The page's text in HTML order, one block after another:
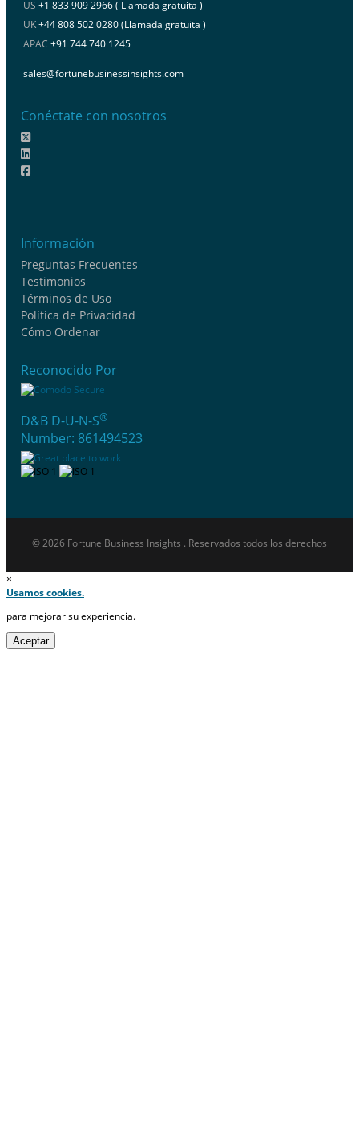
US +1 833 909 2966 ( Llamada gratuita )
UK+44 808 502 0280 (Llamada gratuita )
APAC +91 744 740 1245
sales@fortunebusinessinsights.com
Conéctate con nosotros
Información
Preguntas Frecuentes
Testimonios
Términos de Uso
Política de Privacidad
Cómo Ordenar
Reconocido Por
D&B D-U-N-S®
Number: 861494523
© 2026 Fortune Business Insights . Reservados todos los derechos
×
Usamos cookies.
para mejorar su experiencia.
Aceptar